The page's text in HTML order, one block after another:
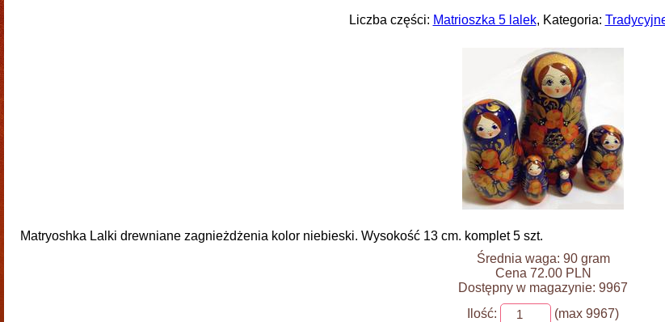
Liczba części: Matrioszka 5 lalek, Kategoria:
Matryoshka Lalki drewniane zagnieżdżenia kolor niebieski. Wysokość 13 cm. komplet 5 szt.
Średnia waga: 90 gram
Cena 72.00 PLN
Dostępny w magazynie: 9967
Ilość:
(max 9967)